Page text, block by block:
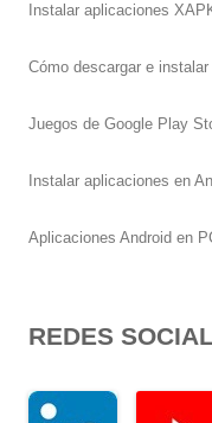
Instalar aplicaciones
Cómo descargar e
Juegos de Google Play
Instalar aplicaciones en
Aplicaciones Android en
REDES